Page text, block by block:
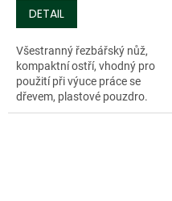
DETAIL
Všestranný řezbářský nůž,
kompaktní ostří, vhodný pro
použití při výuce práce se
dřevem, plastové pouzdro.
Rozměry: - délka ostří 59 mm -